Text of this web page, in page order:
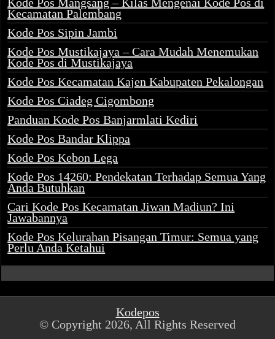
Kecamatan Palembang
Kode Pos Sipin Jambi
Kode Pos Mustikajaya – Cara Mudah Menemukan
Kode Pos di Mustikajaya
Kode Pos Kecamatan Kajen Kabupaten Pekalongan
Kode Pos Ciadeg Cigombong
Panduan Kode Pos Banjarmlati Kediri
Kode Pos Bandar Klippa
Kode Pos Kebon Lega
Kode Pos 14260: Pendekatan Terhadap Semua Yang
Anda Butuhkan
Cari Kode Pos Kecamatan Jiwan Madiun? Ini
Jawabannya
Kode Pos Kelurahan Pisangan Timur: Semua yang
Perlu Anda Ketahui
Kodepos
© Copyright 2026, All Rights Reserved